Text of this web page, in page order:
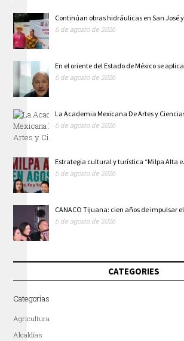
Continúan obras hidráulicas en San José
6 de agosto de 2026
En el oriente del Estado de México se
6 de agosto de 2026
La Academia Mexicana De Artes y
6 de agosto de 2026
Estrategia cultural y turística “Milpa Alta
6 de agosto de 2026
CANACO Tijuana: cien años de impulsar
6 de agosto de 2026
CATEGORIES
Categorías
Agricultura
Alcaldías